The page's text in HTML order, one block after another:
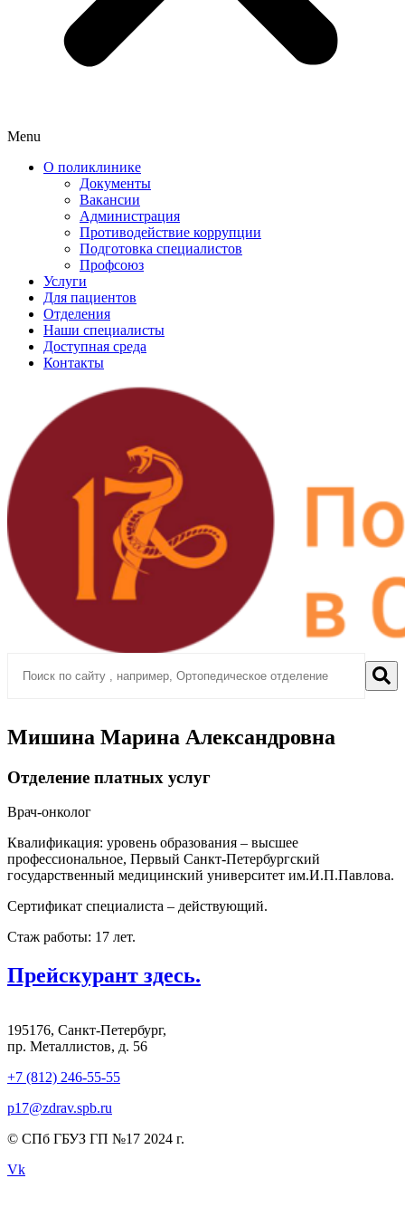
Menu
О поликлинике
Документы
Вакансии
Администрация
Противодействие коррупции
Подготовка специалистов
Профсоюз
Услуги
Для пациентов
Отделения
Наши специалисты
Доступная среда
Контакты
Мишина Марина Александровна
Отделение платных услуг
Врач-онколог
Квалификация: уровень образования – высшее
профессиональное, Первый Санкт-Петербургский
государственный медицинский университет им.И.П.Павлова.
Сертификат специалиста – действующий.
Стаж работы: 17 лет.
Прейскурант здесь.
195176, Санкт-Петербург,
пр. Металлистов, д. 56
+7 (812) 246-55-55
p17@zdrav.spb.ru
© СПб ГБУЗ ГП №17 2024 г.
Vk